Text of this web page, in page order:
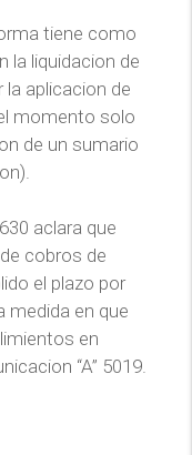
tiene como
la liquidacion de
la aplicacion de
momento solo
de un sumario
aclara que
cobros de
el plazo por
medida en que
en
“A” 5019.